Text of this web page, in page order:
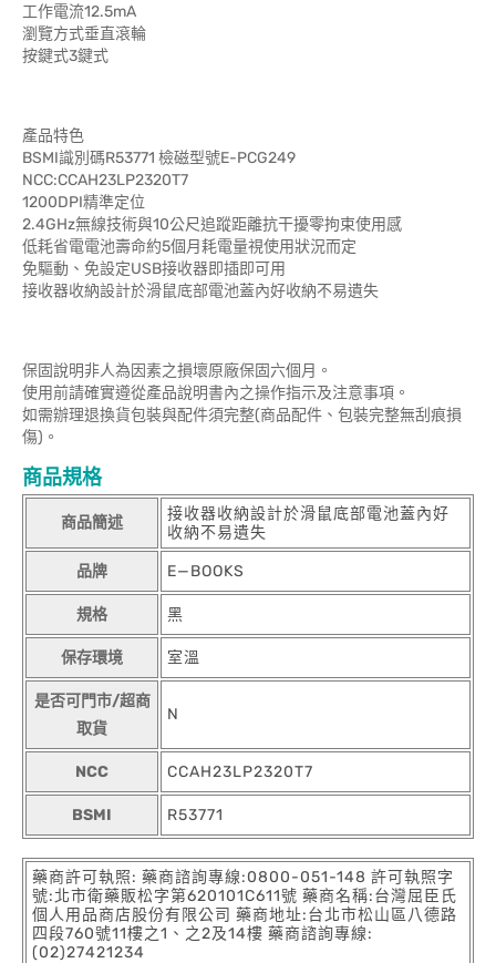
工作電流12.5mA
瀏覽方式垂直滾輪
按鍵式3鍵式
產品特色
BSMI識別碼R53771 檢磁型號E-PCG249
NCC:CCAH23LP2320T7
1200DPI精準定位
2.4GHz無線技術與10公尺追蹤距離抗干擾零拘束使用感
低耗省電電池壽命約5個月耗電量視使用狀況而定
免驅動、免設定USB接收器即插即可用
接收器收納設計於滑鼠底部電池蓋內好收納不易遺失
保固說明非人為因素之損壞原廠保固六個月。
使用前請確實遵從產品說明書內之操作指示及注意事項。
如需辦理退換貨包裝與配件須完整(商品配件、包裝完整無刮痕損
傷)。
商品規格
商品簡述
接收器收納設計於滑鼠底部電池蓋內好
收納不易遺失
品牌 E—BOOKS
規格 黑
保存環境 室溫
是否可門市/超商
取貨
N
NCC CCAH23LP2320T7
BSMI R53771
藥商許可執照: 藥商諮詢專線:0800-051-148 許可執照字
號:北市衛藥販松字第620101C611號 藥商名稱:台灣屈臣氏
個人用品商店股份有限公司 藥商地址:台北市松山區八德路
四段760號11樓之1、之2及14樓 藥商諮詢專線:
(02)27421234